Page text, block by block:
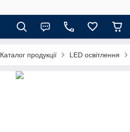
Каталог продукції LED освітлення